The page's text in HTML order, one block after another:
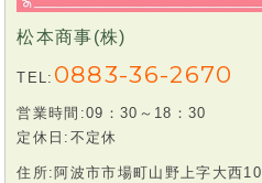
松本商事(株)
TEL: 0883-36-2670
営業時間:09：30～18：30
定休日:不定休
住所:阿波市市場町山野上字大西10